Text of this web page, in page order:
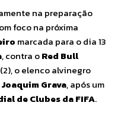
na preparação
foco na próxima
marcada para o dia 13
, contra oRed Bull
o elenco alvinegro
Joaquim Grava, após um
de Clubes da FIFA.